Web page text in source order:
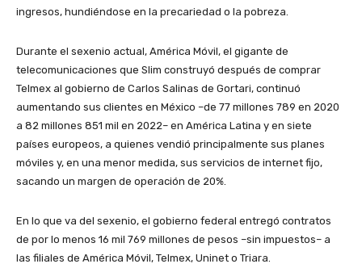
ingresos, hundiéndose en la precariedad o la pobreza.
Durante el sexenio actual, América Móvil, el gigante de
telecomunicaciones que Slim construyó después de comprar
Telmex al gobierno de Carlos Salinas de Gortari, continuó
aumentando sus clientes en México –de 77 millones 789 en 2020
a 82 millones 851 mil en 2022– en América Latina y en siete
países europeos, a quienes vendió principalmente sus planes
móviles y, en una menor medida, sus servicios de internet fijo,
sacando un margen de operación de 20%.
En lo que va del sexenio, el gobierno federal entregó contratos
de por lo menos 16 mil 769 millones de pesos –sin impuestos– a
las filiales de América Móvil, Telmex, Uninet o Triara.